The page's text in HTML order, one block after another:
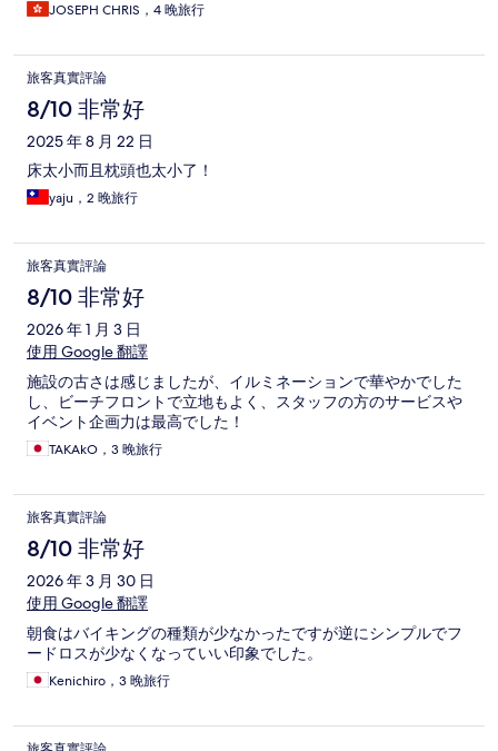
JOSEPH CHRIS，4 晚旅行
旅客真實評論
8/10 非常好
2025 年 8 月 22 日
床太小而且枕頭也太小了！
yaju，2 晚旅行
旅客真實評論
8/10 非常好
2026 年 1 月 3 日
使用 Google 翻譯
施設の古さは感じましたが、イルミネーションで華やかでした
し、ビーチフロントで立地もよく、スタッフの方のサービスや
イベント企画力は最高でした！
TAKAkO，3 晚旅行
旅客真實評論
8/10 非常好
2026 年 3 月 30 日
使用 Google 翻譯
朝食はバイキングの種類が少なかったですが逆にシンプルでフ
ードロスが少なくなっていい印象でした。
Kenichiro，3 晚旅行